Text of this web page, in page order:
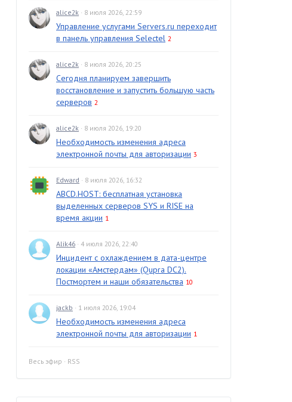
alice2k · 8 июля 2026, 22:59
Управление услугами Servers.ru переходит
в панель управления Selectel 2
alice2k · 8 июля 2026, 20:25
Сегодня планируем завершить
восстановление и запустить большую часть
серверов 2
alice2k · 8 июля 2026, 19:20
Необходимость изменения адреса
электронной почты для авторизации 3
Edward · 8 июля 2026, 16:32
ABCD.HOST: бесплатная установка
выделенных серверов SYS и RISE на
время акции 1
Alik46 · 4 июля 2026, 22:40
Инцидент с охлаждением в дата-центре
локации «Амстердам» (Qupra DC2).
Постмортем и наши обязательства 10
jackb · 1 июля 2026, 19:04
Необходимость изменения адреса
электронной почты для авторизации 1
Весь эфир · RSS